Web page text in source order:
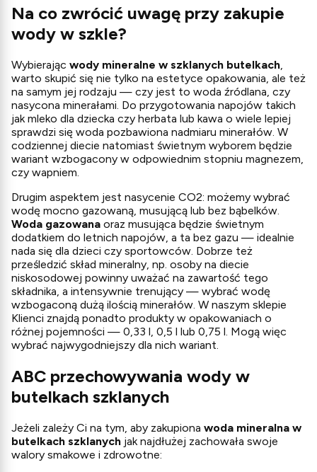
Na co zwrócić uwagę przy zakupie
wody w szkle?
Wybierając wody mineralne w szklanych butelkach,
warto skupić się nie tylko na estetyce opakowania, ale też
na samym jej rodzaju — czy jest to woda źródlana, czy
nasycona minerałami. Do przygotowania napojów takich
jak mleko dla dziecka czy herbata lub kawa o wiele lepiej
sprawdzi się woda pozbawiona nadmiaru minerałów. W
codziennej diecie natomiast świetnym wyborem będzie
wariant wzbogacony w odpowiednim stopniu magnezem,
czy wapniem.
Drugim aspektem jest nasycenie CO2: możemy wybrać
wodę mocno gazowaną, musującą lub bez bąbelków.
Woda gazowana oraz musująca będzie świetnym
dodatkiem do letnich napojów, a ta bez gazu — idealnie
nada się dla dzieci czy sportowców. Dobrze też
prześledzić skład mineralny, np. osoby na diecie
niskosodowej powinny uważać na zawartość tego
składnika, a intensywnie trenujący — wybrać wodę
wzbogaconą dużą ilością minerałów. W naszym sklepie
Klienci znajdą ponadto produkty w opakowaniach o
różnej pojemności — 0,33 l, 0,5 l lub 0,75 l. Mogą więc
wybrać najwygodniejszy dla nich wariant.
ABC przechowywania wody w
butelkach szklanych
Jeżeli zależy Ci na tym, aby zakupiona woda mineralna w
butelkach szklanych jak najdłużej zachowała swoje
walory smakowe i zdrowotne: